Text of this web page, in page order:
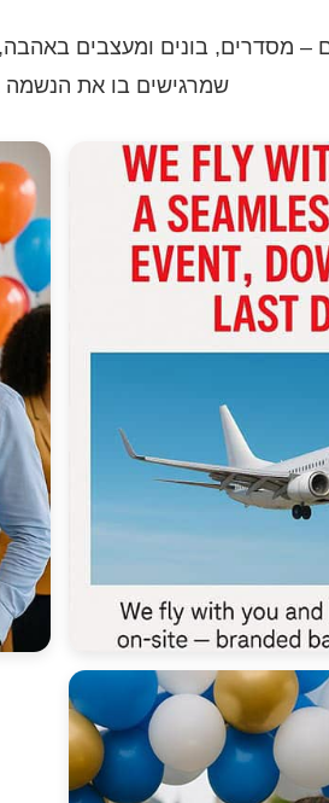
– מסדרים, בונים ומעצבים
שמרגישים בו את